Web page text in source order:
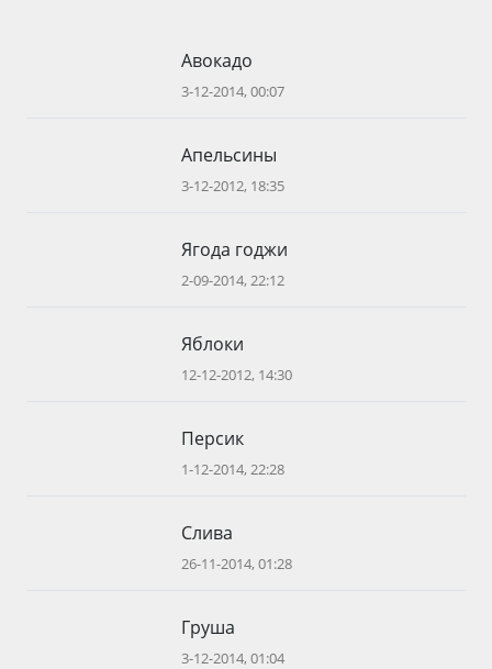
Авокадо
3-12-2014, 00:07
Апельсины
3-12-2012, 18:35
Ягода годжи
2-09-2014, 22:12
Яблоки
12-12-2012, 14:30
Персик
1-12-2014, 22:28
Слива
26-11-2014, 01:28
Груша
3-12-2014, 01:04